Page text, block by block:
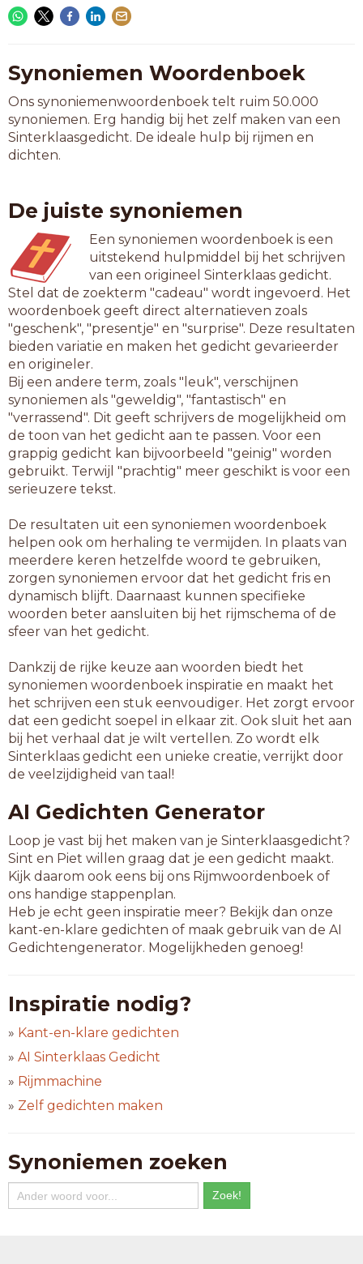
Synoniemen Woordenboek
Ons synoniemenwoordenboek telt ruim 50.000
synoniemen. Erg handig bij het zelf maken van een
Sinterklaasgedicht. De ideale hulp bij rijmen en
dichten.
De juiste synoniemen
Een synoniemen woordenboek is een
uitstekend hulpmiddel bij het schrijven
van een origineel Sinterklaas gedicht.
Stel dat de zoekterm "cadeau" wordt ingevoerd. Het
woordenboek geeft direct alternatieven zoals
"geschenk", "presentje" en "surprise". Deze resultaten
bieden variatie en maken het gedicht gevarieerder
en origineler.
Bij een andere term, zoals "leuk", verschijnen
synoniemen als "geweldig", "fantastisch" en
"verrassend". Dit geeft schrijvers de mogelijkheid om
de toon van het gedicht aan te passen. Voor een
grappig gedicht kan bijvoorbeeld "geinig" worden
gebruikt. Terwijl "prachtig" meer geschikt is voor een
serieuzere tekst.
De resultaten uit een synoniemen woordenboek
helpen ook om herhaling te vermijden. In plaats van
meerdere keren hetzelfde woord te gebruiken,
zorgen synoniemen ervoor dat het gedicht fris en
dynamisch blijft. Daarnaast kunnen specifieke
woorden beter aansluiten bij het rijmschema of de
sfeer van het gedicht.
Dankzij de rijke keuze aan woorden biedt het
synoniemen woordenboek inspiratie en maakt het
het schrijven een stuk eenvoudiger. Het zorgt ervoor
dat een gedicht soepel in elkaar zit. Ook sluit het aan
bij het verhaal dat je wilt vertellen. Zo wordt elk
Sinterklaas gedicht een unieke creatie, verrijkt door
de veelzijdigheid van taal!
AI Gedichten Generator
Loop je vast bij het maken van je Sinterklaasgedicht?
Sint en Piet willen graag dat je een gedicht maakt.
Kijk daarom ook eens bij ons Rijmwoordenboek of
ons handige stappenplan.
Heb je echt geen inspiratie meer? Bekijk dan onze
kant-en-klare gedichten of maak gebruik van de AI
Gedichtengenerator. Mogelijkheden genoeg!
Inspiratie nodig?
» Kant-en-klare gedichten
» AI Sinterklaas Gedicht
» Rijmmachine
» Zelf gedichten maken
Synoniemen zoeken